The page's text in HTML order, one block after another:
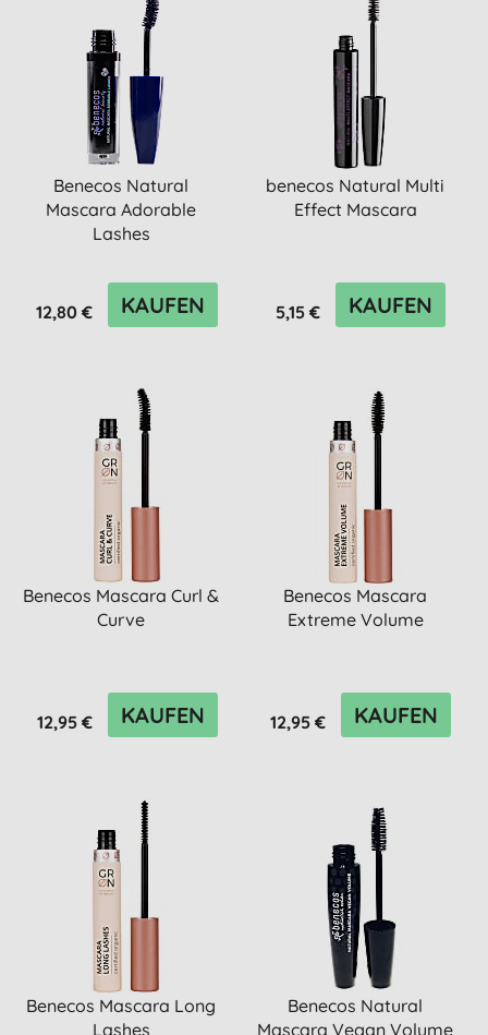
Benecos Natural
Mascara Adorable
Lashes
12,80 € KAUFEN
benecos Natural Multi
Effect Mascara
5,15 € KAUFEN
Benecos Mascara Curl &
Curve
12,95 € KAUFEN
Benecos Mascara
Extreme Volume
12,95 € KAUFEN
Benecos Mascara Long
Lashes
Benecos Natural
Mascara Vegan Volume